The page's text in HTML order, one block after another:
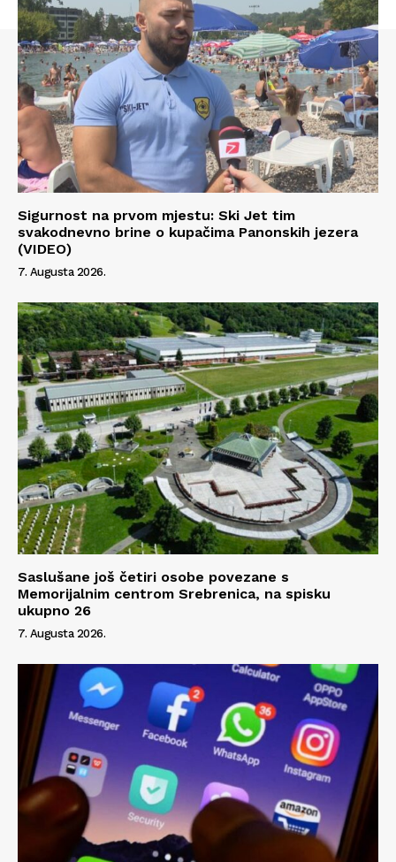
Info
O nama
Kontakt
Impressum
Sigurnost na prvom mjestu: Ski Jet tim
svakodnevno brine o kupačima Panonskih jezera
(VIDEO)
7. Augusta 2026.
Saslušane još četiri osobe povezane s
Memorijalnim centrom Srebrenica, na spisku
ukupno 26
7. Augusta 2026.